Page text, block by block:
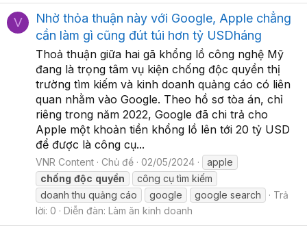
V
Nhờ thỏa thuận này với Google, Apple chẳng
cần làm gì cũng đút túi hơn tỷ USDháng
Thoả thuận giữa hai gã khổng lồ công nghệ Mỹ
đang là trọng tâm vụ kiện chống độc quyền thị
trường tìm kiếm và kinh doanh quảng cáo có liên
quan nhằm vào Google. Theo hồ sơ tòa án, chỉ
riêng trong năm 2022, Google đã chi trả cho
Apple một khoản tiền khổng lồ lên tới 20 tỷ USD
để được là công cụ...
VNR Content Chủ đề 02/05/2024
apple
chống độc quyền
công cụ tìm kiếm
doanh thu quảng cáo
google google search
Trả
lời: 0
Diễn đàn: Làm ăn kinh doanh